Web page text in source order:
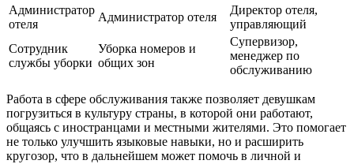
Администратор
отеля
Администратор отеля
Директор отеля,
управляющий
Сотрудник
службы уборки
Уборка номеров и
общих зон
Супервизор,
менеджер по
обслуживанию
Работа в сфере обслуживания также позволяет девушкам
погрузиться в культуру страны, в которой они работают,
общаясь с иностранцами и местными жителями. Это помогает
не только улучшить языковые навыки, но и расширить
кругозор, что в дальнейшем может помочь в личной и